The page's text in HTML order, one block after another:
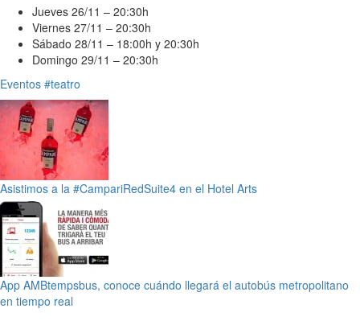
Jueves 26/11 – 20:30h
Viernes 27/11 – 20:30h
Sábado 28/11 – 18:00h y 20:30h
Domingo 29/11 – 20:30h
Eventos #teatro
Asistimos a la #CampariRedSuite4 en el Hotel Arts
App AMBtempsbus, conoce cuándo llegará el autobús metropolitano
en tiempo real